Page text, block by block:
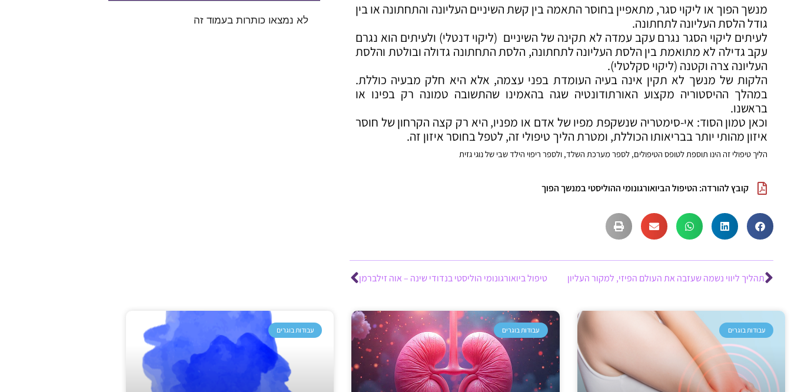
מנשך הפוך או ליקוי סגר, מתאפיין בחוסר התאמה בין קשת השיניים העליונה והתחתונה או בין
גודל הלסת העליונה לתחתונה.
לעיתים ליקוי הסגר נגרם עקב עמדה לא תקינה של השיניים (ליקוי דנטלי) ולעיתים הוא נגרם
עקב גדילה לא מתואמת בין הלסת העליונה לתחתונה, הלסת התחתונה גדולה ובולטת והלסת
העליונה צרה וקטנה (ליקוי סקלטלי).
הלקות של מנשך לא תקין אינה בעיה העומדת בפני עצמה, אלא היא חלק מבעיה כוללת.
במהלך ההיסטוריה מקצוע האורתודונטיה שגה בהאמינו שהתשובה טמונה רק בפינו או
בראשנו.
וכאן טמון הסוד: אי-סימטריה שנשקפת מפיו של אדם או מפניו, היא רק קצה הקרחון של חוסר
איזון מהותי יותר בבריאותו הכוללת, ומטרת הליך טיפולי זה, לטפל בחוסר איזון זה.
הליך טיפולי זה הינו תוספת לטופס הטיפולים, לספר מערכת השלד, ולספר ריפוי הילד שבי של נוגי גזית
קובץ להורדה: הטיפול הביואורגונומי ההוליסטי במנשך הפוך
תהליך ליווי נשמה שעזבה את העולם הפיזי, למקור העליון טיפול ביואורגונומי הוליסטי בנדודי שינה – אוה זילברמן
לא נמצאו כותרות בעמוד זה
עבודות בוגרים עבודות בוגרים עבודות בוגרים